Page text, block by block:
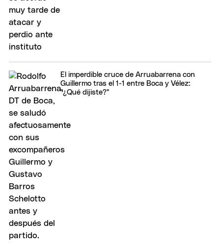
El imperdible cruce de Arruabarrena con
Guillermo tras el 1-1 entre Boca y Vélez:
"¿Qué dijiste?"